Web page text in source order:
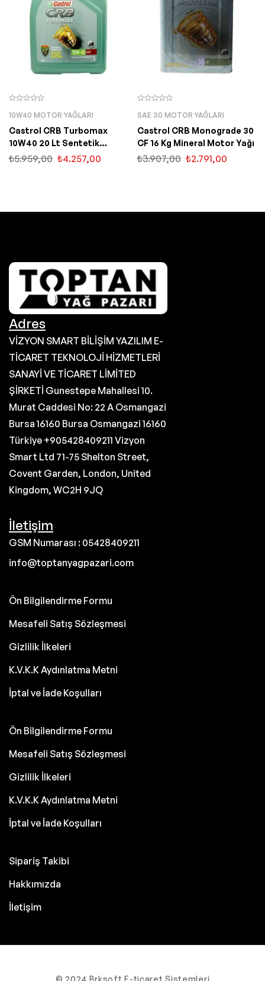
10W40 MOTOR YAĞLARI
Castrol CRB Turbomax
10W40 20 Lt Sentetik
Motor Yağı
₺5.959,00 ₺4.257,00
SAE 30 MOTOR YAĞLARI
Castrol CRB Monograde 30
CF 16 Kg Mineral Motor Yağı
₺3.907,00 ₺2.791,00
Adres
VİZYON SMART BİLİŞİM YAZILIM E-
TİCARET TEKNOLOJİ HİZMETLERİ
SANAYİ VE TİCARET LİMİTED
ŞİRKETİ Gunestepe Mahallesi 10.
Murat Caddesi No: 22 A Osmangazi
Bursa 16160 Bursa Osmangazi 16160
Türkiye +905428409211 Vizyon
Smart Ltd 71-75 Shelton Street,
Covent Garden, London, United
Kingdom, WC2H 9JQ
İletişim
GSM Numarası : 05428409211
info@toptanyagpazari.com
Ön Bilgilendirme Formu
Mesafeli Satış Sözleşmesi
Gizlilik İlkeleri
K.V.K.K Aydınlatma Metni
İptal ve İade Koşulları
Ön Bilgilendirme Formu
Mesafeli Satış Sözleşmesi
Gizlilik İlkeleri
K.V.K.K Aydınlatma Metni
İptal ve İade Koşulları
Sipariş Takibi
Hakkımızda
İletişim